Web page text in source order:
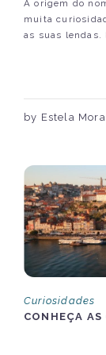
A origem do
muita
as suas lendas.
by Estela
Curiosidades
CONHEÇA